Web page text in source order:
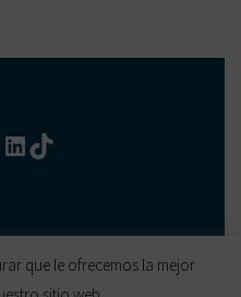
LinkedIn TikTok
SLU, ALL
que le ofrecemos la mejor